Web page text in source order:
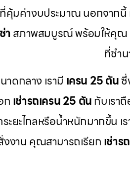
ที่คุ้มค่างบประมาณ นอกจากนี้
าสภาพสมบูรณ์ พร้อมให้คุณ
ที่ชำ
ดกลาง เรามี เครน 25 ตัน
กเช่ารถเครน 25 ตันกับเรา
ยะไกลหรือน้ำหนักมากขึ้น เ
งาน คุณสามารถเรียก เช่า